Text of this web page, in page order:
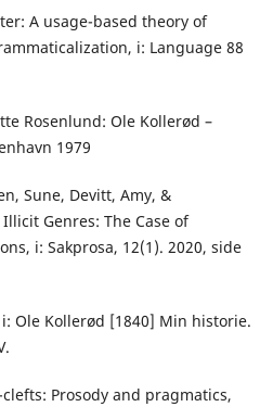
A usage-based theory of
i: Language 88
Rosenlund: Ole Kollerød –
1979
Sune, Devitt, Amy, &
Genres: The Case of
i: Sakprosa, 12(1). 2020, side
Ole Kollerød [1840] Min historie.
Prosody and pragmatics,